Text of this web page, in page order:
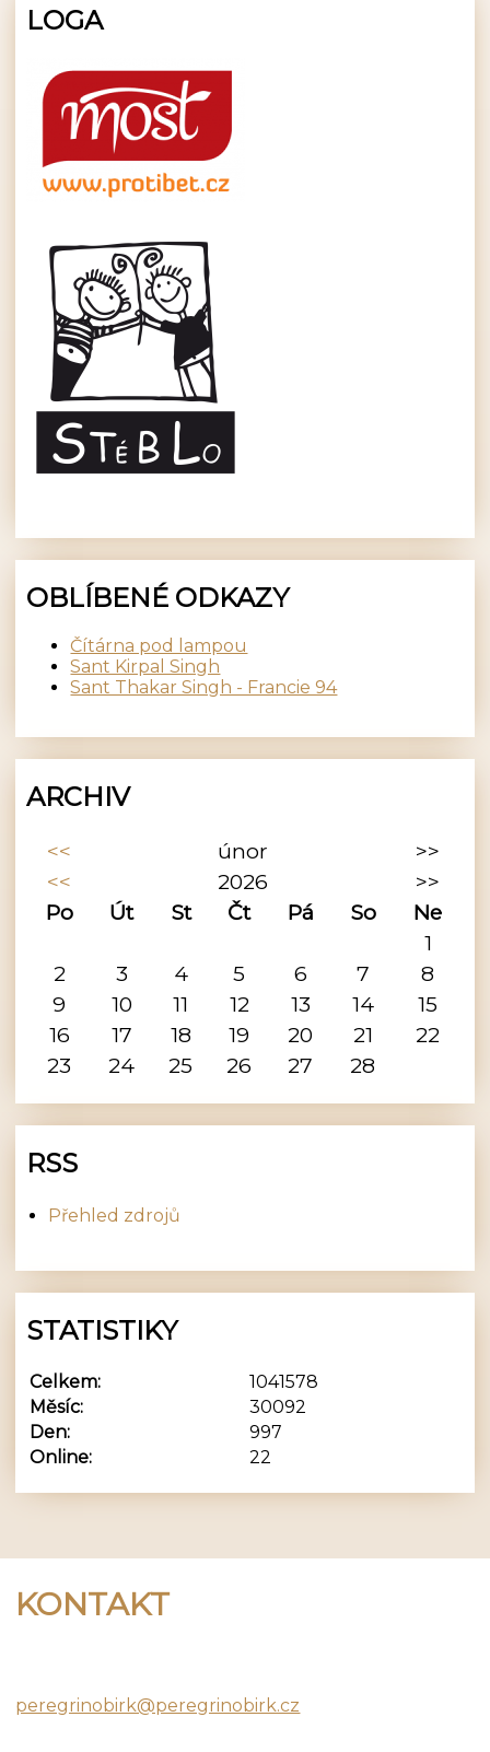
LOGA
OBLÍBENÉ ODKAZY
Čítárna pod lampou
Sant Kirpal Singh
Sant Thakar Singh - Francie 94
ARCHIV
<< únor
>>
<<
2026
>>
Po
Út St Čt Pá So
Ne
1
2
3 4 5 6 7
8
9
10 11 12 13 14
15
16
17 18 19 20 21
22
23
24 25 26 27 28
RSS
Přehled zdrojů
STATISTIKY
Online: 22
Celkem:
1041578
Měsíc:
30092
Den:
997
KONTAKT
peregrinobirk@peregrinobirk.cz